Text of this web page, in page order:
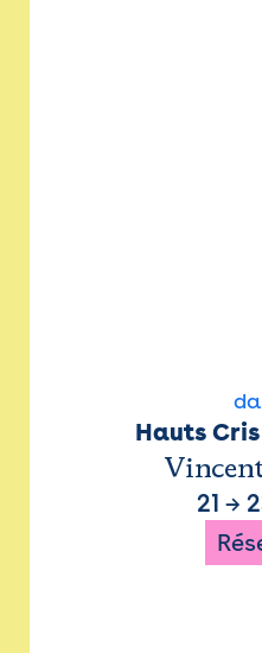
Hauts
21 →